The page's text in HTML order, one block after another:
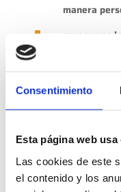
Consentimiento
Esta página web usa
Las cookies de este
el contenido y los
manera
^ conocemos
^
valoramos
reformas,
^
te
jurídico.